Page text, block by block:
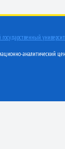
государственный
аналитический